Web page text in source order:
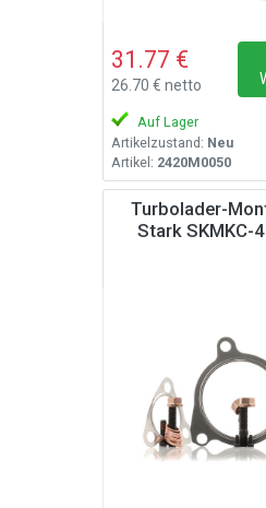
31.77 €
26.70 € netto
Auf Lager
Artikelzustand: Neu
Artikel: 2420M0050
Turbolader-
Stark SKMKC-